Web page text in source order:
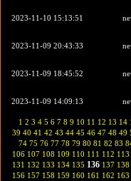
2023-11-10 15:13:51
2023-11-09 20:43:33
2023-11-09 18:45:52
2023-11-09 14:09:13
1 2 3 4 5 6 7 8 9 10 11 12 13 14
39 40 41 42 43 44 45 46 47 48 49
74 75 76 77 78 79 80 81 82 83
106 107 108 109 110 111 112 113
131 132 133 134 135 136 137 138
156 157 158 159 160 161 162 163